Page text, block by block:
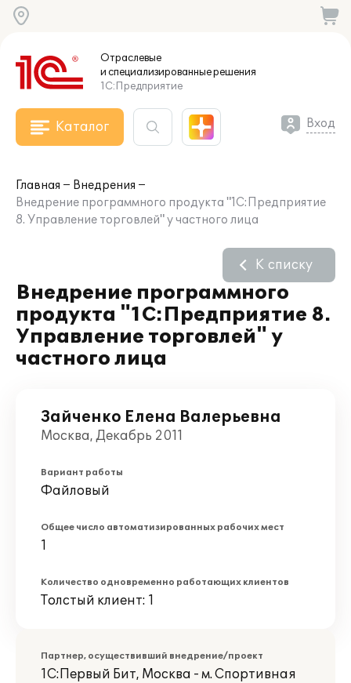
Отраслевые
и специализированныерешения
1С:Предприятие
Каталог Вход
Главная
Внедрения
Внедрение программного продукта "1С:Предприятие
8. Управление торговлей" у частного лица
Внедрение программного
продукта "1С:Предприятие 8.
Управление торговлей" у
частного лица
К списку
Зайченко Елена Валерьевна
Москва, Декабрь 2011
Вариант работы
Файловый
Общее число автоматизированных рабочих мест
1
Количество одновременно работающих клиентов
Толстый клиент: 1
Партнер, осуществивший внедрение/проект
1С:Первый Бит, Москва - м. Спортивная